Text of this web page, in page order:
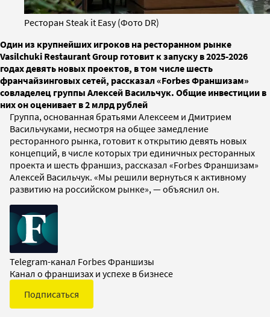
Ресторан Steak it Easy (Фото DR)
Один из крупнейших игроков на ресторанном рынке
Vasilchuki Restaurant Group готовит к запуску в 2025-2026
годах девять новых проектов, в том числе шесть
франчайзинговых сетей, рассказал «Forbes Франшизам»
совладелец группы Алексей Васильчук. Общие инвестиции в
них он оценивает в 2 млрд рублей
Группа, основанная братьями Алексеем и Дмитрием
Васильчуками, несмотря на общее замедление
ресторанного рынка, готовит к открытию девять новых
концепций, в числе которых три единичных ресторанных
проекта и шесть франшиз, рассказал «Forbes Франшизам»
Алексей Васильчук. «Мы решили вернуться к активному
развитию на российском рынке», — объяснил он.
Telegram-канал Forbes Франшизы
Канал о франшизах и успехе в бизнесе
Подписаться